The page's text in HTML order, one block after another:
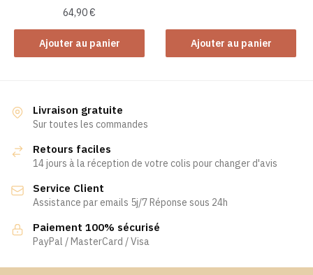
64,90€
Ajouter au panier Ajouter au panier
Livraison gratuite
Sur toutes les commandes
Retours faciles
14 jours à la réception de votre colis pour changer d'avis
Service Client
Assistance par emails 5j/7 Réponse sous 24h
Paiement 100% sécurisé
PayPal / MasterCard / Visa